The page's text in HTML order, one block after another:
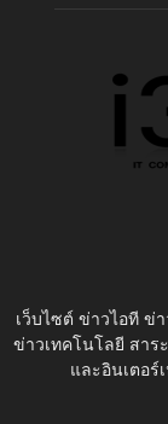
เว็บไซต์ ข่าวไอที ข่
ข่าวเทคโนโลยี สาร
และอินเตอร์